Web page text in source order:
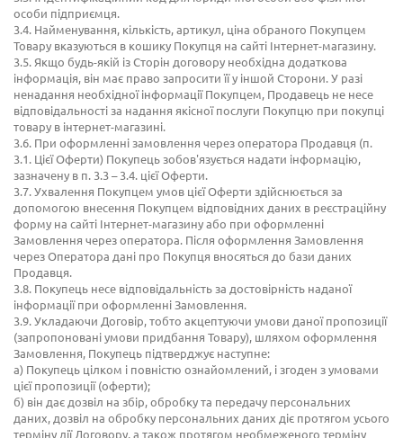
особи підприємця.
3.4. Найменування, кількість, артикул, ціна обраного Покупцем
Товару вказуються в кошику Покупця на сайті Інтернет-магазину.
3.5. Якщо будь-якій із Сторін договору необхідна додаткова
інформація, він має право запросити її у іншой Сторони. У разі
ненадання необхідної інформації Покупцем, Продавець не несе
відповідальності за надання якісної послуги Покупцю при покупці
товару в інтернет-магазині.
3.6. При оформленні замовлення через оператора Продавця (п.
3.1. Цієї Оферти) Покупець зобов'язується надати інформацію,
зазначену в п. 3.3 – 3.4. цієї Оферти.
3.7. Ухвалення Покупцем умов цієї Оферти здійснюється за
допомогою внесення Покупцем відповідних даних в реєстраційну
форму на сайті Інтернет-магазину або при оформленні
Замовлення через оператора. Після оформлення Замовлення
через Оператора дані про Покупця вносяться до бази даних
Продавця.
3.8. Покупець несе відповідальність за достовірність наданої
інформації при оформленні Замовлення.
3.9. Укладаючи Договір, тобто акцептуючи умови даної пропозиції
(запропоновані умови придбання Товару), шляхом оформлення
Замовлення, Покупець підтверджує наступне:
а) Покупець цілком і повністю ознайомлений, і згоден з умовами
цієї пропозиції (оферти);
б) він дає дозвіл на збір, обробку та передачу персональних
даних, дозвіл на обробку персональних даних діє протягом усього
терміну дії Договору, а також протягом необмеженого терміну